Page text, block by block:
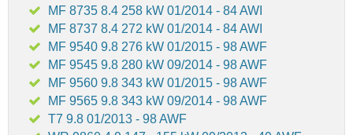
MF 8735 8.4 258 kW 01/2014 - 84 AWI
MF 8737 8.4 272 kW 01/2014 - 84 AWI
MF 9540 9.8 276 kW 01/2015 - 98 AWF
MF 9545 9.8 280 kW 09/2014 - 98 AWF
MF 9560 9.8 343 kW 01/2015 - 98 AWF
MF 9565 9.8 343 kW 09/2014 - 98 AWF
T7 9.8 01/2013 - 98 AWF